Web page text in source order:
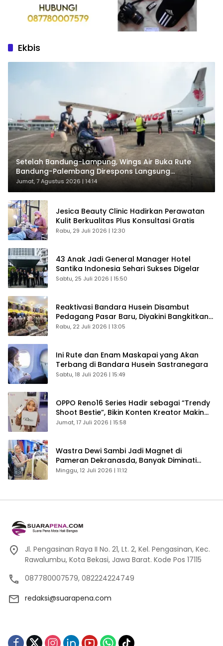
Ekbis
Setelah Bandung-Lampung, Wings Air Buka Rute
Bandung-Palembang Direspons Langsung
Penumpang
Jumat, 7 Agustus 2026 | 14:14
Jesica Beauty Clinic Hadirkan Perawatan
Kulit Berkualitas Plus Konsultasi Gratis
Rabu, 29 Juli 2026 | 12:30
43 Anak Jadi General Manager Hotel
Santika Indonesia Sehari Sukses Digelar
Sabtu, 25 Juli 2026 | 15:50
Reaktivasi Bandara Husein Disambut
Pedagang Pasar Baru, Diyakini Bangkitkan
Kembali Ekonomi Bandung
Rabu, 22 Juli 2026 | 13:05
Ini Rute dan Enam Maskapai yang Akan
Terbang di Bandara Husein Sastranegara
Sabtu, 18 Juli 2026 | 15:49
OPPO Reno16 Series Hadir sebagai “Trendy
Shoot Bestie”, Bikin Konten Kreator Makin
Betah
Jumat, 17 Juli 2026 | 15:58
Wastra Dewi Sambi Jadi Magnet di
Pameran Dekranasda, Banyak Diminati
Pengunjung
Minggu, 12 Juli 2026 | 11:12
Jl. Pengasinan Raya II No. 21, Lt. 2, Kel. Pengasinan, Kec.
Rawalumbu, Kota Bekasi, Jawa Barat. Kode Pos 17115
087780007579, 082224224749
redaksi@suarapena.com